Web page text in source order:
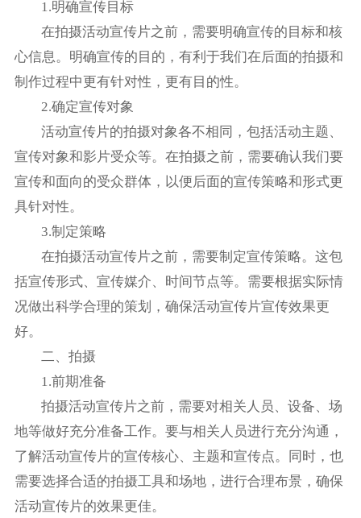
1.明确宣传目标
在拍摄活动宣传片之前，需要明确宣传的目标和核
心信息。明确宣传的目的，有利于我们在后面的拍摄和
制作过程中更有针对性，更有目的性。
2.确定宣传对象
活动宣传片的拍摄对象各不相同，包括活动主题、
宣传对象和影片受众等。在拍摄之前，需要确认我们要
宣传和面向的受众群体，以便后面的宣传策略和形式更
具针对性。
3.制定策略
在拍摄活动宣传片之前，需要制定宣传策略。这包
括宣传形式、宣传媒介、时间节点等。需要根据实际情
况做出科学合理的策划，确保活动宣传片宣传效果更
好。
二、拍摄
1.前期准备
拍摄活动宣传片之前，需要对相关人员、设备、场
地等做好充分准备工作。要与相关人员进行充分沟通，
了解活动宣传片的宣传核心、主题和宣传点。同时，也
需要选择合适的拍摄工具和场地，进行合理布景，确保
活动宣传片的效果更佳。